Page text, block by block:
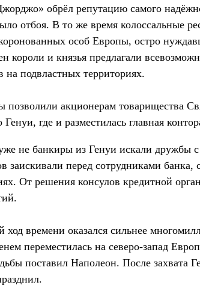
обрёл репутацию самого
отбоя. В то же время колоссальные
особ Европы, остро
короли и князья предлагали
на подвластных территориях.
позволили акционерам товарищества
где и разместилась главная
не банкиры из Генуи искали дружбы
заискивали перед сотрудниками банка,
От решения консулов кредитной
времени оказался сильнее
переместилась на северо-запад
поставил Наполеон. После захвата